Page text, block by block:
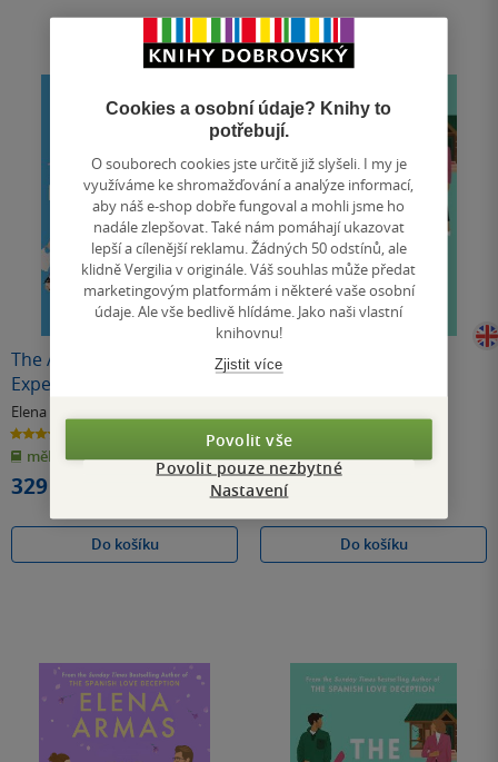
The American Roommate
Experiment
Elena Armas
4.2
z
5
hvězdiček
měkká vazba
329 Kč
Do košíku
The Long Game
z
hvězdiček
měkká vazba
249 Kč
Do košíku
Cookies a osobní údaje? Knihy to
potřebují.
O souborech cookies jste určitě již slyšeli. I my je
využíváme ke shromažďování a analýze informací,
aby náš e-shop dobře fungoval a mohli jsme ho
nadále zlepšovat. Také nám pomáhají ukazovat
lepší a cílenější reklamu. Žádných 50 odstínů, ale
klidně Vergilia v originále. Váš souhlas může předat
marketingovým platformám i některé vaše osobní
údaje. Ale vše bedlivě hlídáme. Jako naši vlastní
knihovnu!
Zjistit více
Povolit vše
Povolit pouze nezbytné
Nastavení